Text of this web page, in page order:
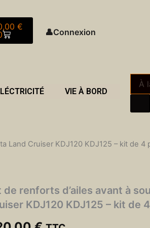
€
👤Connexion
VIE À BORD
Land Cruiser KDJ120 KDJ125 – kit de 4
de renforts d’ailes avant à
KDJ120 KDJ125 – kit de